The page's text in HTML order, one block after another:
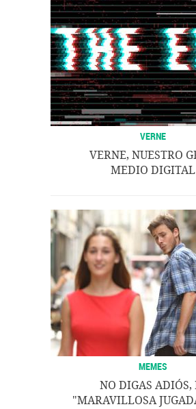
VERNE
VERNE, NUESTRO
MEDIO DIGITAL
MEMES
NO DIGAS ADIÓS,
"MARAVILLOSA